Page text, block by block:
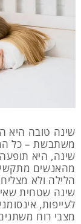
שינה טובה היא
משתבשת – כל
שינה, היא
מהאנשים
הלילה ולא
שינה שטחית
לעייפות,
מצבי רוח